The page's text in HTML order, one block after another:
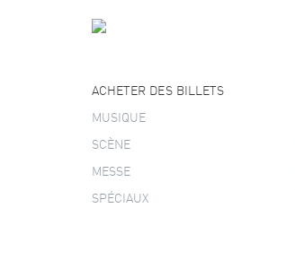
ACHETER DES BILLETS
MUSIQUE
SCÈNE
MESSE
SPÉCIAUX